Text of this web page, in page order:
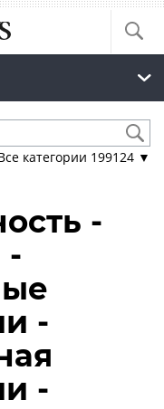
категории 199124 ▼
-
-
-
-